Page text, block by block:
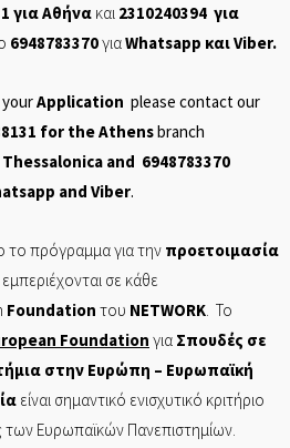
για Αθήνα και 2310240394 για
6948783370γιαWhatsapp καιViber.
Application please contact our
for the Athensbranch
and 6948783370
and Viber.
το πρόγραμμα για την προετοιμασία
εμπεριέχονται σε κάθε
Foundation του NETWORK. Το
Foundation για Σπουδές σε
στην Ευρώπη – Ευρωπαϊκή
είναι σημαντικό ενισχυτικό κριτήριο
των Ευρωπαϊκών Πανεπιστημίων.